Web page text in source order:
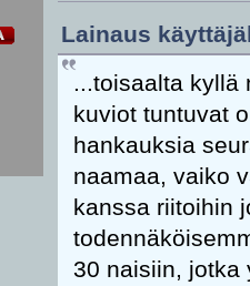
Lainaus
...toisaalta kyllä
kuviot tuntuvat
hankauksia
naamaa, vaiko
kanssa riitoihin
30 naisiin, jotka